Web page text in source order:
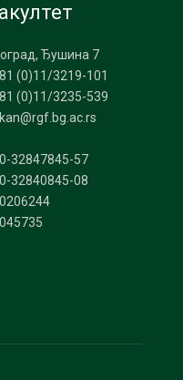
Ђушина 7
(0)11/3219-101
(0)11/3235-539
32847845-57
32840845-08